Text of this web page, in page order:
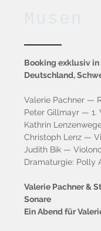
Booking exklusiv in
Deutschland,
Valerie Pachner —
Peter Gillmayr — 1.
Kathrin
Christoph Lenz —
Judith Bik —
Dramaturgie: Polly
Valerie Pachner &
Sonare
Ein Abend für